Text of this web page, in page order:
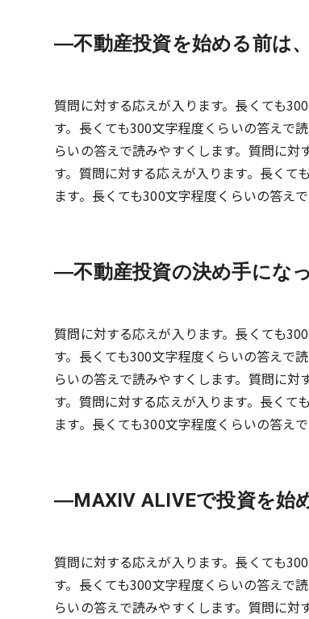
不動産投資を始める前は
質問に対する応えが入ります。長くても
す。長くても300文字程度くらいの答えで
らいの答えで読みやすくします。質問に
す。質問に対する応えが入ります。長くて
ます。長くても300文字程度くらいの答え
不動産投資の決め手にな
質問に対する応えが入ります。長くても
す。長くても300文字程度くらいの答えで
らいの答えで読みやすくします。質問に
す。質問に対する応えが入ります。長くて
ます。長くても300文字程度くらいの答え
MAXIV ALIVEで投資を始
質問に対する応えが入ります。長くても
す。長くても300文字程度くらいの答えで
らいの答えで読みやすくします。質問に